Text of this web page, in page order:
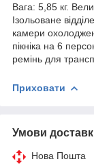
Вага: 5,85 кг.
Ізольоване
камери
пікніка на 6
ремінь для
Приховати
Умови
Нова Пошта